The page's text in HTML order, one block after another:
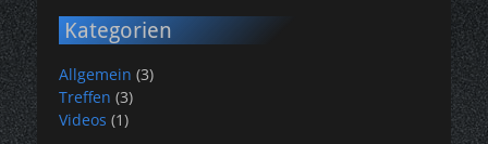
Kategorien
Allgemein (3)
Treffen (3)
Videos (1)